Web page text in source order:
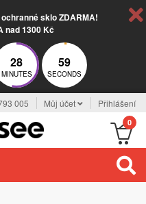
sklo ZDARMA!
nad 1300 Kč
28
MINUTES
58
SECONDS
005 Můj účet Přihlášení
0